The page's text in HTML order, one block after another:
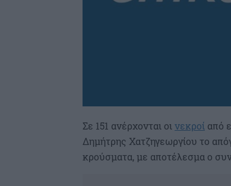
Σε 151 ανέρχονται οι νεκροί από
Δημήτρης Χατζηγεωργίου το
κρούσματα, με αποτέλεσμα ο